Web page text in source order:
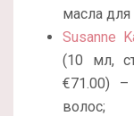
масла для
Susanne
(10 мл,
€71.00) –
волос;